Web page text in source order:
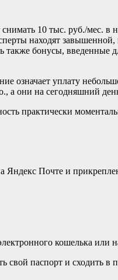
10 тыс. руб./мес.
находят
бонусы, введенные
означает уплату
они на сегодняшний
практически
Яндекс Почте и
кошелька или
паспорт и сходить в